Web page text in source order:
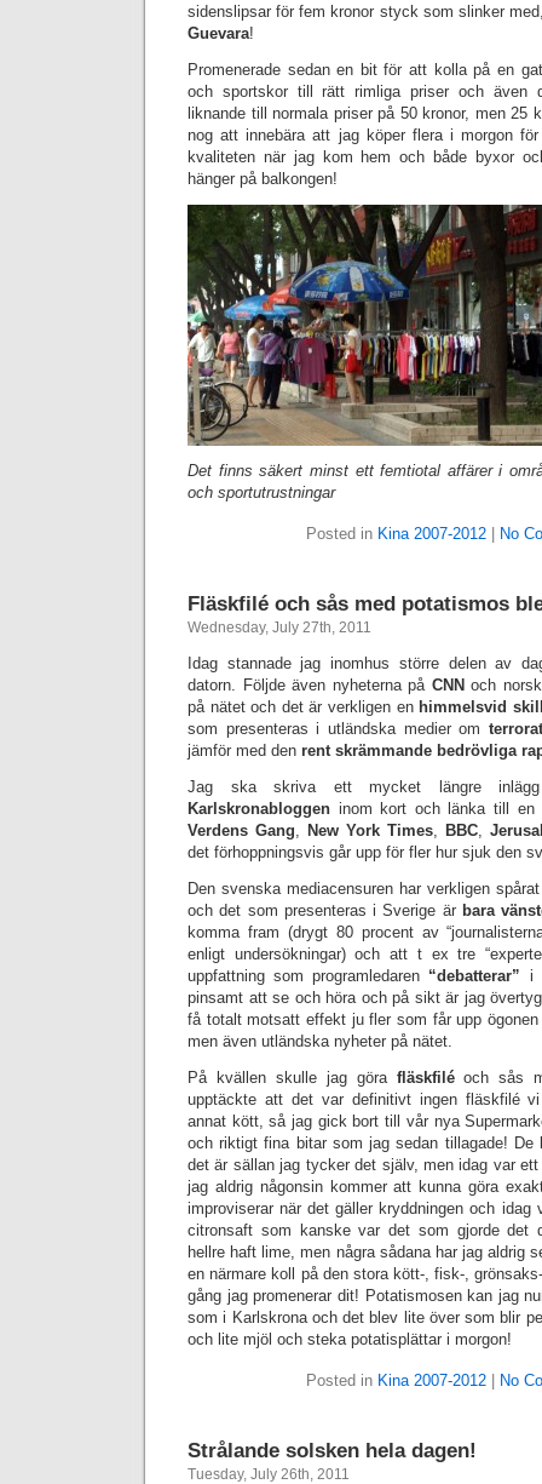
sidenslipsar för fem kronor styck som slinker
Guevara!
Promenerade sedan en bit för att kolla på en
och sportskor till rätt rimliga priser och även
liknande till normala priser på 50 kronor, men 25
nog att innebära att jag köper flera i morgon
kvaliteten när jag kom hem och både byxor
hänger på balkongen!
Det finns säkert minst ett femtiotal affärer i
och sportutrustningar
Posted in Kina 2007-2012 No
Fläskfilé och sås med potatismos
Wednesday, July 27th, 2011
Idag stannade jag inomhus större delen av
datorn. Följde även nyheterna på CNN och
på nätet och det är verkligen en himmelsvid
som presenteras i utländska medier om
jämför med den rent skrämmande bedrövliga
Jag ska skriva ett mycket längre
Karlskronabloggen inom kort och länka till
Verdens Gang, New York Times, BBC,
det förhoppningsvis går upp för fler hur sjuk den
Den svenska mediacensuren har verkligen
och det som presenteras i Sverige är bara
komma fram (drygt 80 procent av
enligt undersökningar) och att t ex tre
uppfattning som programledaren “debatterar” i
pinsamt att se och höra och på sikt är jag
få totalt motsatt effekt ju fler som får upp
men även utländska nyheter på nätet.
På kvällen skulle jag göra fläskfiléoch sås
upptäckte att det var definitivt ingen fläskfilé
annat kött, så jag gick bort till vår nya
och riktigt fina bitar som jag sedan tillagade!
det är sällan jag tycker det själv, men idag var
jag aldrig någonsin kommer att kunna göra
improviserar när det gäller kryddningen och idag
citronsaft som kanske var det som gjorde det
hellre haft lime, men några sådana har jag aldrig
en närmare koll på den stora kött-, fisk-,
gång jag promenerar dit! Potatismosen kan jag
som i Karlskrona och det blev lite över som blir
och lite mjöl och steka potatisplättar i morgon!
Posted in Kina 2007-2012 No
Strålande solsken hela dagen!
Tuesday, July 26th, 2011